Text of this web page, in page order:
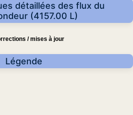
détaillées des flux du
(4157.00 L)
/ mises à jour
Légende